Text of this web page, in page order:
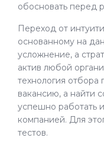
обосновать перед
Переход от
основанному на
усложнение, а
актив любой
технология отбора
вакансию, а найти
успешно работать
компанией. Для
тестов.